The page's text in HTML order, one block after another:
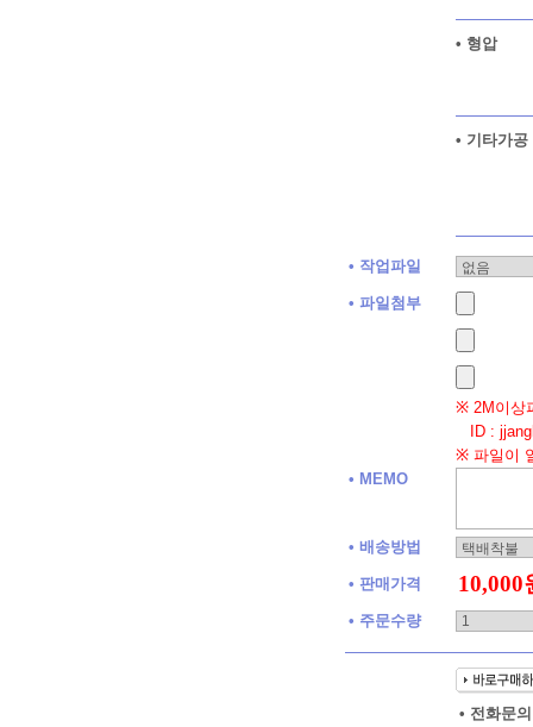
• 형압
• 기타가공
• 작업파일
• 파일첨부
※ 2M이상
ID :
※ 파일이
• MEMO
• 배송방법
• 판매가격
• 주문수량
• 전화문